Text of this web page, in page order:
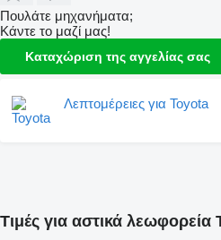
Πουλάτε μηχανήματα;
Κάντε το μαζί μας!
Καταχώριση της αγγελίας σας
Λεπτομέρειες για Toyota
Τιμές για αστικά λεωφορεία